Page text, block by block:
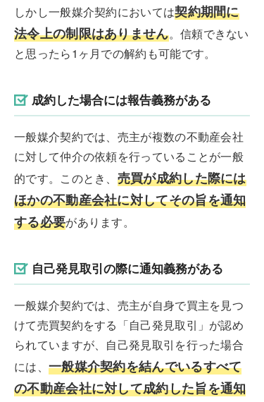
しかし一般媒介契約においては契約期間に
法令上の制限はありません。信頼できない
と思ったら1ヶ月での解約も可能です。
成約した場合には報告義務がある
一般媒介契約では、売主が複数の不動産会社
に対して仲介の依頼を行っていることが一般
的です。このとき、 売買が成約した際には
ほかの不動産会社に対してその旨を通知
する必要があります。
自己発見取引の際に通知義務がある
一般媒介契約では、売主が自身で買主を見つ
けて売買契約をする「自己発見取引」が認め
られていますが、自己発見取引を行った場合
には、 一般媒介契約を結んでいるすべて
の不動産会社に対して成約した旨を通知